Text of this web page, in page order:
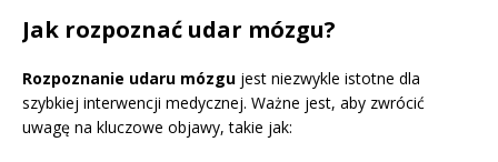
Jak rozpoznać udar mózgu?
Rozpoznanie udaru mózgu jest niezwykle istotne dla
szybkiej interwencji medycznej. Ważne jest, aby zwrócić
uwagę na kluczowe objawy, takie jak: